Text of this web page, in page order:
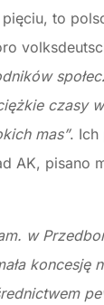
to
czasy
mas”. Ich
AK, pisano
w
koncesję